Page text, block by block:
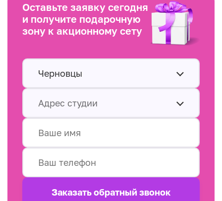
Оставьте заявку сегодня
и получите подарочную
зону к акционному сету
Черновцы
Адрес студии
Заказать обратный звонок